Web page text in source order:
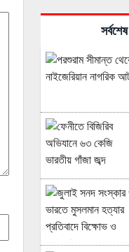
সর্বশেষ